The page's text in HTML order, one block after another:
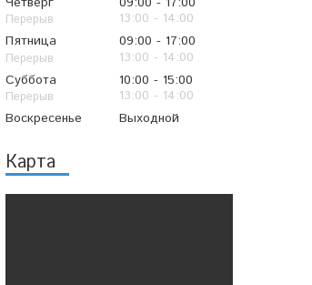
13:00
14:00
Пятница
09:00
17:00
13:00
14:00
Суббота
10:00
15:00
13:00
14:00
Воскресенье
Выходной
Карта